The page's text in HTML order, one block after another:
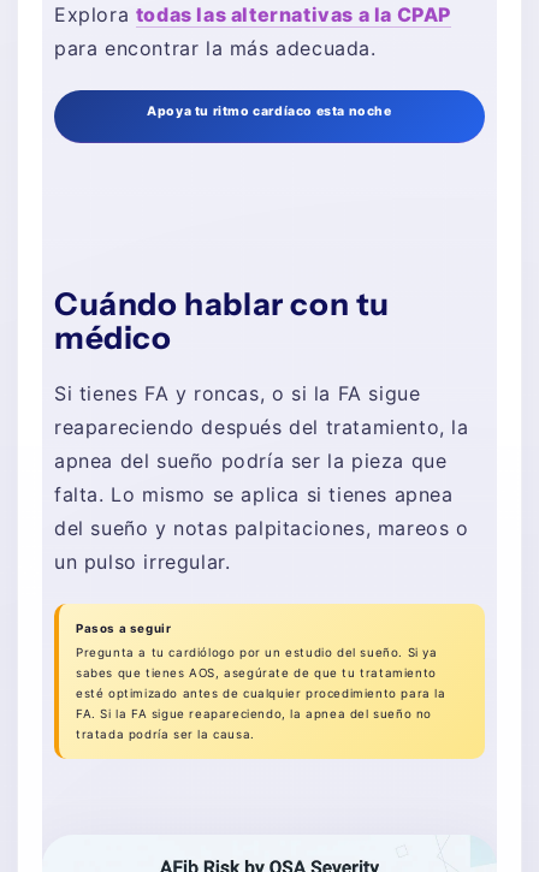
Explora todas las alternativas a la CPAP
para encontrar la más adecuada.
Apoya tu ritmo cardíaco esta noche
Cuándo hablar con tu
médico
Si tienes FA y roncas, o si la FA sigue
reapareciendo después del tratamiento, la
apnea del sueño podría ser la pieza que
falta. Lo mismo se aplica si tienes apnea
del sueño y notas palpitaciones, mareos o
un pulso irregular.
Pasos a seguir
Pregunta a tu cardiólogo por un estudio del sueño. Si ya
sabes que tienes AOS, asegúrate de que tu tratamiento
esté optimizado antes de cualquier procedimiento para la
FA. Si la FA sigue reapareciendo, la apnea del sueño no
tratada podría ser la causa.